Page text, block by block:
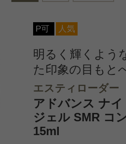
P可 人気
明るく輝くよう
た印象の目もと
エスティローダー
アドバンス ナ
ジェル SMR コ
15ml